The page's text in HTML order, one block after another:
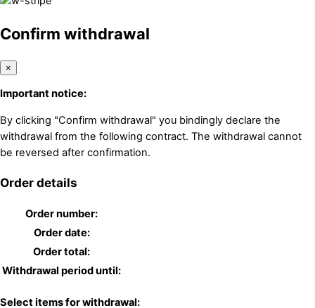
Confirm withdrawal
×
Important notice:
By clicking "Confirm withdrawal" you bindingly declare the
withdrawal from the following contract. The withdrawal cannot
be reversed after confirmation.
Order details
Order number:
Order date:
Order total:
Withdrawal period until:
Select items for withdrawal: